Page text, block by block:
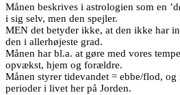
Månen beskrives i astrologien som en
i sig selv, men den spejler.
MEN det betyder ikke, at den ikke har
den i allerhøjeste grad.
Månen har bl.a. at gøre med vores
opvækst, hjem og forældre.
Månen styrer tidevandet = ebbe/flod,
perioder i livet her på Jorden.